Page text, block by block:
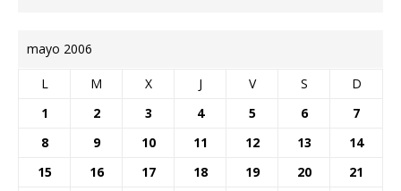
mayo 2006
L M X J V S D
1 2 3 4 5 6
7
8
9 10 11 12 13
14
15
16 17 18 19 20
21